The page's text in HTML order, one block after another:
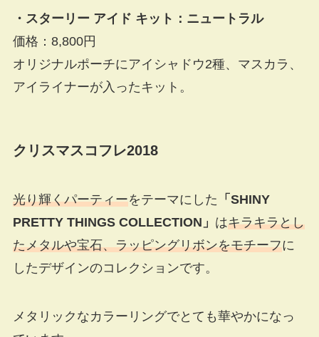
・スターリー アイド キット：ニュートラル
価格：8,800円
オリジナルポーチにアイシャドウ2種、マスカラ、
アイライナーが入ったキット。
クリスマスコフレ2018
光り輝くパーティーをテーマにした 「SHINY
PRETTY THINGS COLLECTION」 はキラキラとし
たメタルや宝石、ラッピングリボンをモチーフに
したデザインのコレクションです。
メタリックなカラーリングでとても華やかになっ